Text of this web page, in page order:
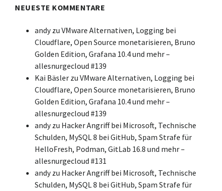
NEUESTE KOMMENTARE
andyzu VMware Alternativen, Logging bei
Cloudflare, Open Source monetarisieren, Bruno
Golden Edition, Grafana 10.4 und mehr –
allesnurgecloud #139
Kai Bäsler zu VMware Alternativen, Logging bei
Cloudflare, Open Source monetarisieren, Bruno
Golden Edition, Grafana 10.4 und mehr –
allesnurgecloud #139
andyzu Hacker Angriff bei Microsoft, Technische
Schulden, MySQL 8 bei GitHub, Spam Strafe für
HelloFresh, Podman, GitLab 16.8 und mehr –
allesnurgecloud #131
andyzu Hacker Angriff bei Microsoft, Technische
Schulden, MySQL 8 bei GitHub, Spam Strafe für